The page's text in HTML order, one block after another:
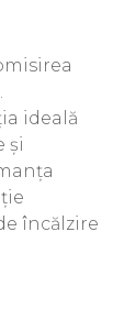
ideală
și
încălzire